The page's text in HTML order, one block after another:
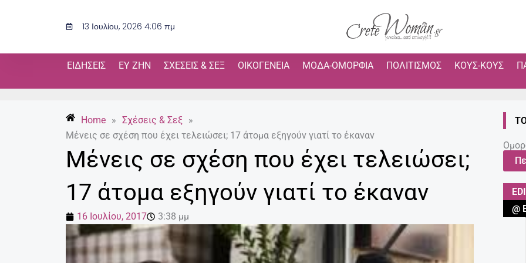
13 Ιουλίου, 2026 4:06 πμ
ΕΙΔΉΣΕΙΣ ΕΥ ΖΗΝ ΣΧΈΣΕΙΣ & ΣΕΞ ΟΙΚΟΓΈΝΕΙΑ ΜΌΔΑ-ΟΜΟΡΦΙΆ ΠΟΛΙΤΙΣΜΌΣ ΚΟΥΣ-ΚΟΥΣ
Home » Σχέσεις & Σεξ
»
Μένεις σε σχέση που έχει τελειώσει; 17 άτομα εξηγούν γιατί το έκαναν
Μένεις σε σχέση που έχει τελειώσει;
17 άτομα εξηγούν γιατί το έκαναν
16 Ιουλίου, 2017 3:38 μμ
@